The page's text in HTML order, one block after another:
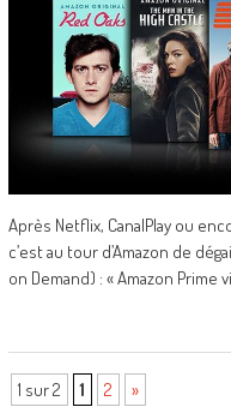
Après Netflix, CanalPlay ou
c’est au tour d’Amazon de
on Demand) : « Amazon Prime
1 sur 2 1 2 »